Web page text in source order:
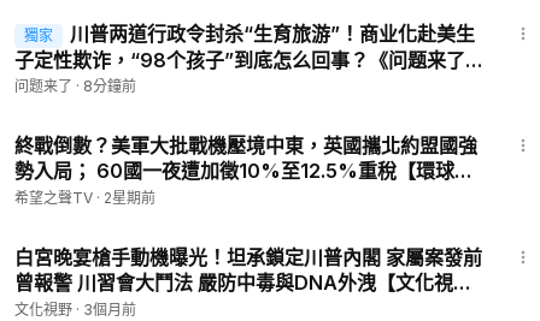
獨家
川普两道行政令封杀“生育旅游”！商业化赴美生
子定性欺诈，“98个孩子”到底怎么回事？《问题来了》
20260807
问题来了 · 8分鐘前
終戰倒數？美軍大批戰機壓境中東，英國攜北約盟國強
勢入局； 60國一夜遭加徵10%至12.5%重稅【環球看
點】
希望之聲TV · 2星期前
白宮晚宴槍手動機曝光！坦承鎖定川普內閣 家屬案發前
曾報警 川習會大鬥法 嚴防中毒與DNA外洩【文化視
野】
文化視野 · 3個月前